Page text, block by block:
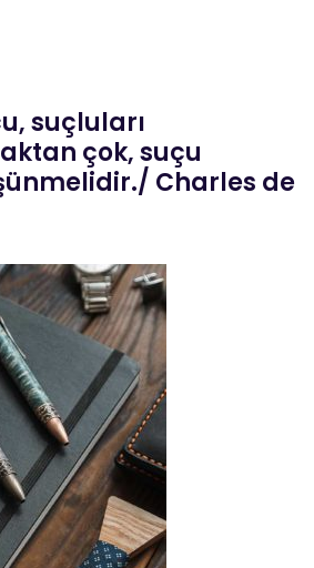
suçluları
çok, suçu
Charles de